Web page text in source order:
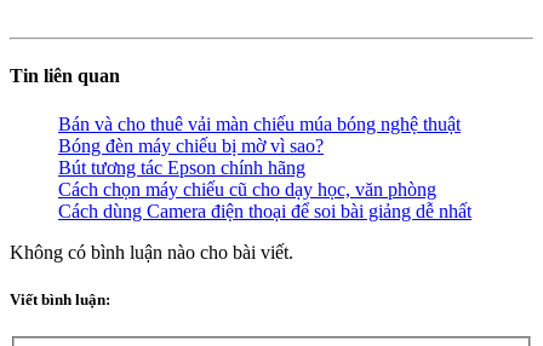
Tin liên quan
Bán và cho thuê vải màn chiếu múa bóng nghệ thuật
Bóng đèn máy chiếu bị mờ vì sao?
Bút tương tác Epson chính hãng
Cách chọn máy chiếu cũ cho dạy học, văn phòng
Cách dùng Camera điện thoại để soi bài giảng dễ nhất
Không có bình luận nào cho bài viết.
Viết bình luận: